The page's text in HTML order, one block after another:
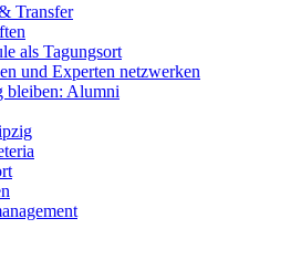
Transfer
als Tagungsort
und Experten netzwerken
bleiben: Alumni